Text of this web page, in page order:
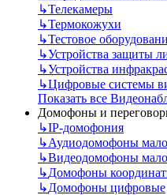
↳Телекамеры
↳Термокожухи
↳Тестовое
↳Устройства защиты
↳Устройства
↳Цифровые системы
Показать все
Домофоны и
↳IP-домофония
↳Аудиодомофоны
↳Видеодомофоны
↳Домофоны
↳Домофоны цифровые